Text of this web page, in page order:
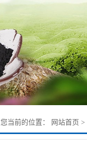
您当前的位置： 网站首页 >